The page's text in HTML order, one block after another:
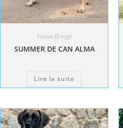
Fauve-Bringé
SUMMER DE CAN ALMA
Lire la suite